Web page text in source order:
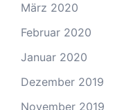
März 2020
Februar 2020
Januar 2020
Dezember 2019
November 2019